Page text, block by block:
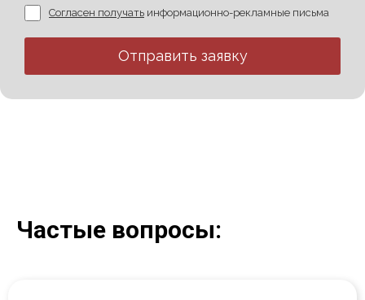
Согласен получать информационно-рекламные письма
Отправить заявку
Частые вопросы: